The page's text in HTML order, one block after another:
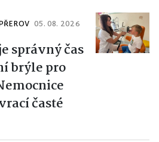
05. 08. 2026
správný čas
brýle pro
časté